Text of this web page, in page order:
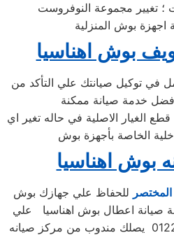
اجهزة بوش المنزلية
بوش اهناسيا
في توكيل صيانتك علي التأكد من
خدمة صيانة ممكنة
الغيار الاصلية في حاله تغير اي
الخاصة بأجهزة بوش
بوش اهناسيا
للحفاظ علي جهازك بوش
صيانة اعطال بوش اهناسيا علي
الخط الساخن 01220261030 يصلك مندوب من مركز صيانه